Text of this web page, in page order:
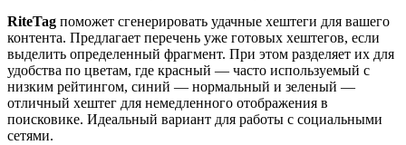
RiteTag поможет сгенерировать удачные хештеги для вашего
контента. Предлагает перечень уже готовых хештегов, если
выделить определенный фрагмент. При этом разделяет их для
удобства по цветам, где красный — часто используемый с
низким рейтингом, синий — нормальный и зеленый —
отличный хештег для немедленного отображения в
поисковике. Идеальный вариант для работы с социальными
сетями.